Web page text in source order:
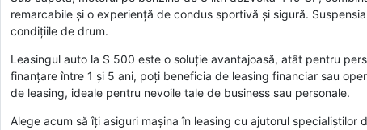
remarcabile și o experiență de condus sportivă și sigură.
condițiile de drum.
Leasingul auto la S 500 este o soluție avantajoasă, atât pentru
finanțare între 1 și 5 ani, poți beneficia de leasing financiar sau
de leasing, ideale pentru nevoile tale de business sau personale.
Alege acum să îți asiguri mașina în leasing cu ajutorul